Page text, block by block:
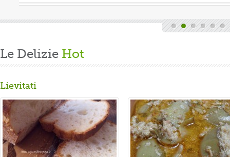
Le Delizie Hot
Lievitati